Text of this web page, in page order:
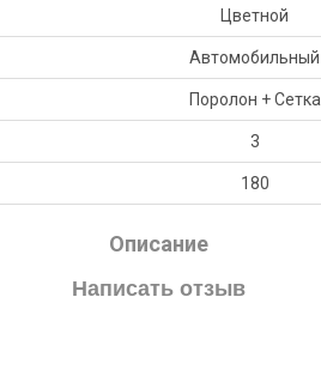
Цветной
Автомобильный
Поролон + Сетка
3
180
Описание
Написать отзыв